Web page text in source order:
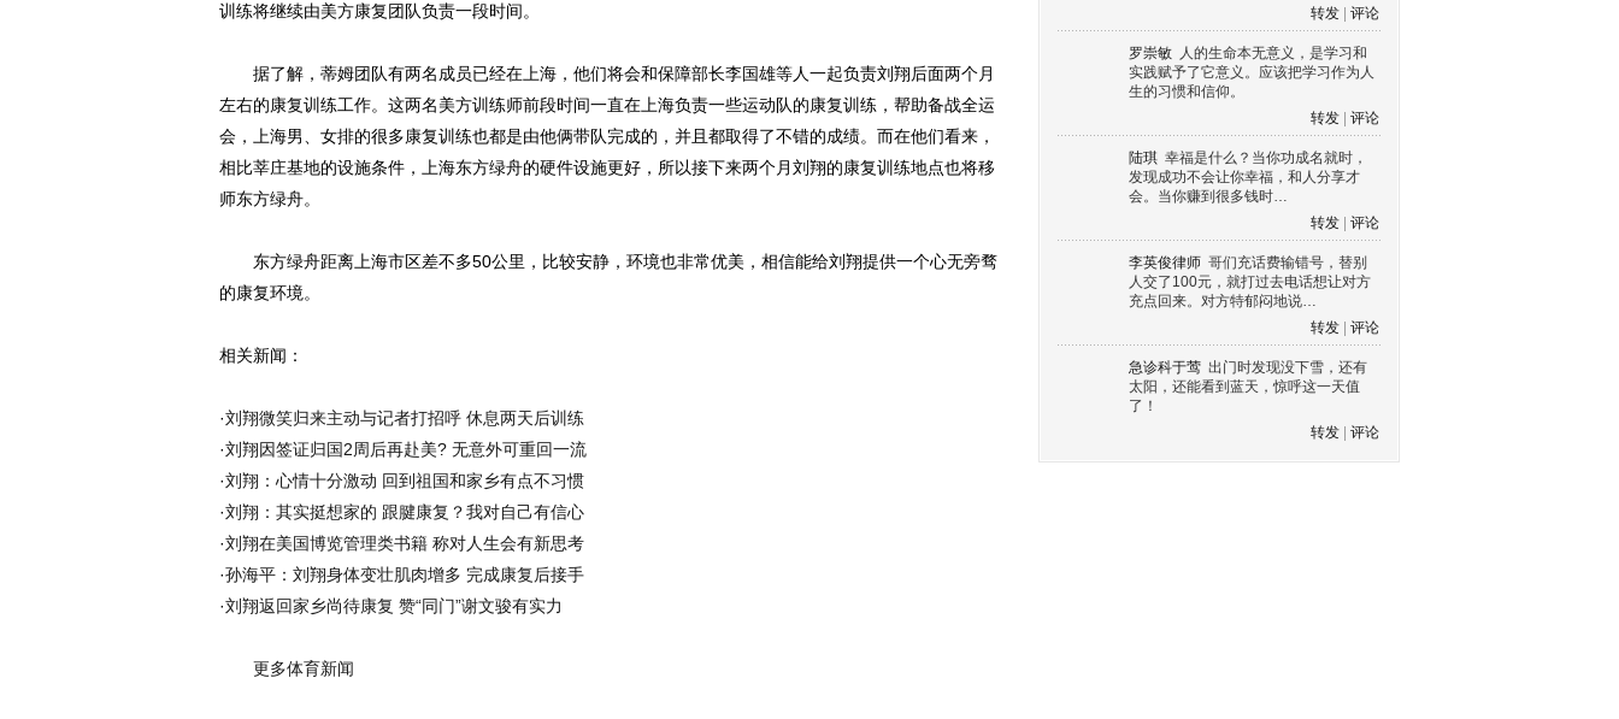
训练将继续由美方康复团队负责一段时间。
据了解，蒂姆团队有两名成员已经在上海，他们将会和保障部长李国雄等人一起负责刘翔后面两个月
左右的康复训练工作。这两名美方训练师前段时间一直在上海负责一些运动队的康复训练，帮助备战全运
会，上海男、女排的很多康复训练也都是由他俩带队完成的，并且都取得了不错的成绩。而在他们看来，
相比莘庄基地的设施条件，上海东方绿舟的硬件设施更好，所以接下来两个月刘翔的康复训练地点也将移
师东方绿舟。
东方绿舟距离上海市区差不多50公里，比较安静，环境也非常优美，相信能给刘翔提供一个心无旁骛
的康复环境。
相关新闻：
·刘翔微笑归来主动与记者打招呼 休息两天后训练
·刘翔因签证归国2周后再赴美? 无意外可重回一流
·刘翔：心情十分激动 回到祖国和家乡有点不习惯
·刘翔：其实挺想家的 跟腱康复？我对自己有信心
·刘翔在美国博览管理类书籍 称对人生会有新思考
·孙海平：刘翔身体变壮肌肉增多 完成康复后接手
·刘翔返回家乡尚待康复 赞“同门”谢文骏有实力
更多体育新闻
转发
评论
罗崇敏 人的生命本无意义，是学习和
实践赋予了它意义。应该把学习作为人
生的习惯和信仰。
转发
评论
陆琪 幸福是什么？当你功成名就时，
发现成功不会让你幸福，和人分享才
会。当你赚到很多钱时…
转发
评论
李英俊律师 哥们充话费输错号，替别
人交了100元，就打过去电话想让对方
充点回来。对方特郁闷地说…
转发
评论
急诊科于莺 出门时发现没下雪，还有
太阳，还能看到蓝天，惊呼这一天值
了！
转发
评论